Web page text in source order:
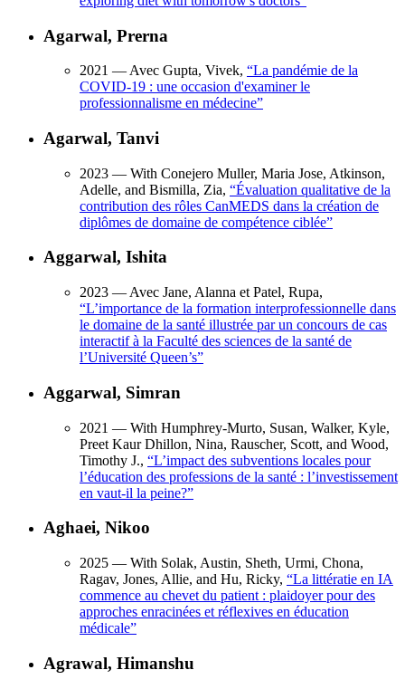
Agarwal, Prerna
2021 — Avec Gupta, Vivek, “La pandémie de la
COVID-19 : une occasion d'examiner le
professionnalisme en médecine”
Agarwal, Tanvi
2023 — With Conejero Muller, Maria Jose, Atkinson,
Adelle, and Bismilla, Zia, “Évaluation qualitative de la
contribution des rôles CanMEDS dans la création de
diplômes de domaine de compétence ciblée”
Aggarwal, Ishita
2023 — Avec Jane, Alanna et Patel, Rupa,
“L’importance de la formation interprofessionnelle dans
le domaine de la santé illustrée par un concours de cas
interactif à la Faculté des sciences de la santé de
l’Université Queen’s”
Aggarwal, Simran
2021 — With Humphrey-Murto, Susan, Walker, Kyle,
Preet Kaur Dhillon, Nina, Rauscher, Scott, and Wood,
Timothy J., “L’impact des subventions locales pour
l’éducation des professions de la santé : l’investissement
en vaut-il la peine?”
Aghaei, Nikoo
2025 — With Solak, Austin, Sheth, Urmi, Chona,
Ragav, Jones, Allie, and Hu, Ricky, “La littératie en IA
commence au chevet du patient : plaidoyer pour des
approches enracinées et réflexives en éducation
médicale”
Agrawal, Himanshu